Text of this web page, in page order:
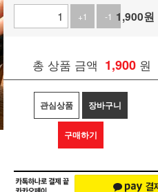
+1
-1 1,900원
총 상품 금액 1,900 원
관심상품 장바구니
구매하기